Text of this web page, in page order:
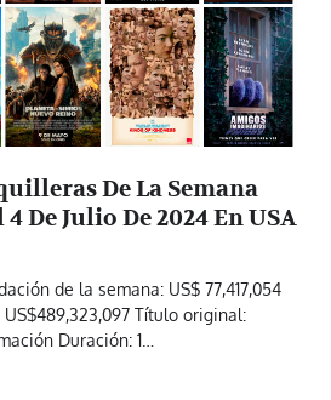
De La Semana
De Julio De 2024 En USA
de la semana: US$ 77,417,054
Título original:
Duración: 1…